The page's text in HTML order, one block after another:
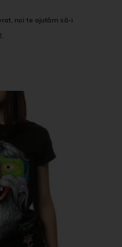
noi te ajutăm să-i